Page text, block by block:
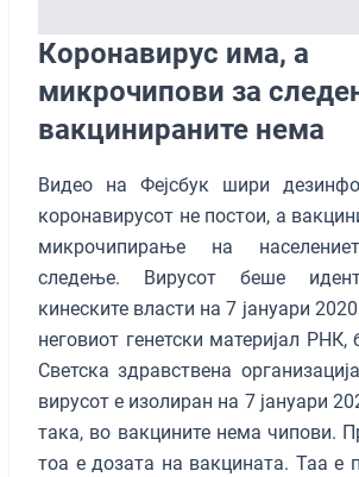
Коронавирус има, а
микрочипови за
вакцинираните нема
Видео на Фејсбук шири
коронавирусот не постои, а
микрочипирање на
следење. Вирусот беше
кинеските власти на 7 јануари
неговиот генетски материјал
Светска здравствена
вирусот е изолиран на 7 јануари
така, во вакцините нема чипови.
тоа е дозата на вакцината. Таа е